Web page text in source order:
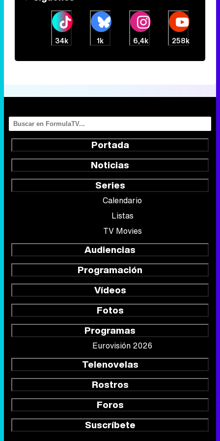
34k 1k 6,4k 258k
Portada
Noticias
Series
Calendario
Listas
TV Movies
Audiencias
Programación
Vídeos
Fotos
Programas
Eurovisión 2026
Telenovelas
Rostros
Foros
Suscríbete